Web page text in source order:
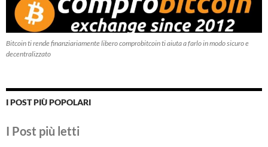
Bitcoin ti rende finanziariamente libero comprobitcoin ti aiuta a farlo in modo sicuro e
decentralizzato
I POST PIÙ POPOLARI
I Post più letti